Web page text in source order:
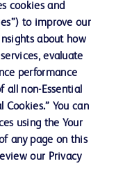
cookies and
to improve our
about how
evaluate
performance
all non-Essential
You can
using the Your
any page on this
our Privacy